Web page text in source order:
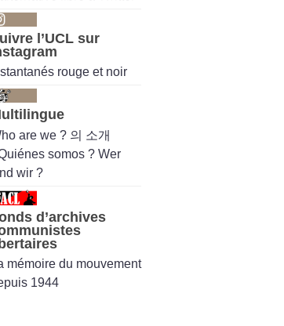
l’UCL sur
rouge et noir
are we ? 의 소개
somos ? Wer
wir ?
d’archives
mémoire du mouvement
1944